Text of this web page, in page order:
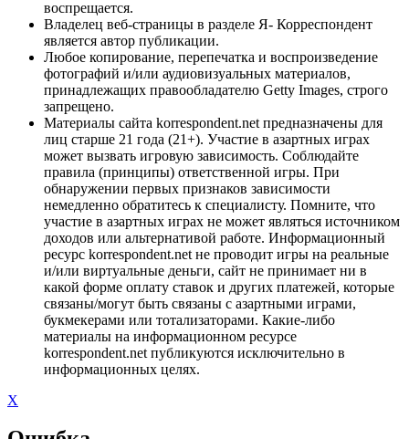
воспрещается.
Владелец веб-страницы в разделе Я- Корреспондент
является автор публикации.
Любое копирование, перепечатка и воспроизведение
фотографий и/или аудиовизуальных материалов,
принадлежащих правообладателю Getty Images, строго
запрещено.
Материалы сайта korrespondent.net предназначены для
лиц старше 21 года (21+). Участие в азартных играх
может вызвать игровую зависимость. Соблюдайте
правила (принципы) ответственной игры. При
обнаружении первых признаков зависимости
немедленно обратитесь к специалисту. Помните, что
участие в азартных играх не может являться источником
доходов или альтернативой работе. Информационный
ресурс korrespondent.net не проводит игры на реальные
и/или виртуальные деньги, сайт не принимает ни в
какой форме оплату ставок и других платежей, которые
связаны/могут быть связаны с азартными играми,
букмекерами или тотализаторами. Какие-либо
материалы на информационном ресурсе
korrespondent.net публикуются исключительно в
информационных целях.
X